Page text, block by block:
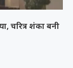
चरित्र शंका बनी